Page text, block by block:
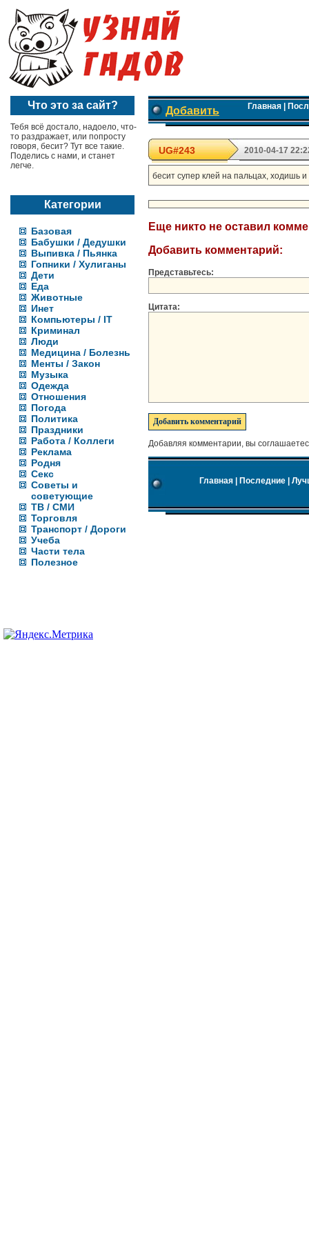
Что это за сайт?
Тебя всё достало, надоело, что-
то раздражает, или попросту
говоря, бесит? Тут все такие.
Поделись с нами, и станет
легче.
Категории
Базовая
Бабушки / Дедушки
Выпивка / Пьянка
Гопники / Хулиганы
Дети
Еда
Животные
Инет
Компьютеры / IT
Криминал
Люди
Медицина / Болезнь
Менты / Закон
Музыка
Одежда
Отношения
Погода
Политика
Праздники
Работа / Коллеги
Реклама
Родня
Секс
Советы и
советующие
ТВ / СМИ
Торговля
Транспорт / Дороги
Учеба
Части тела
Полезное
Добавить Главная|
UG#243 2010-04-17
бесит супер клей на пальцах, ходишь
Еще никто не оставил
Добавить комментарий:
Представьтесь:
Цитата:
Добавляя комментарии, вы
Главная Последние